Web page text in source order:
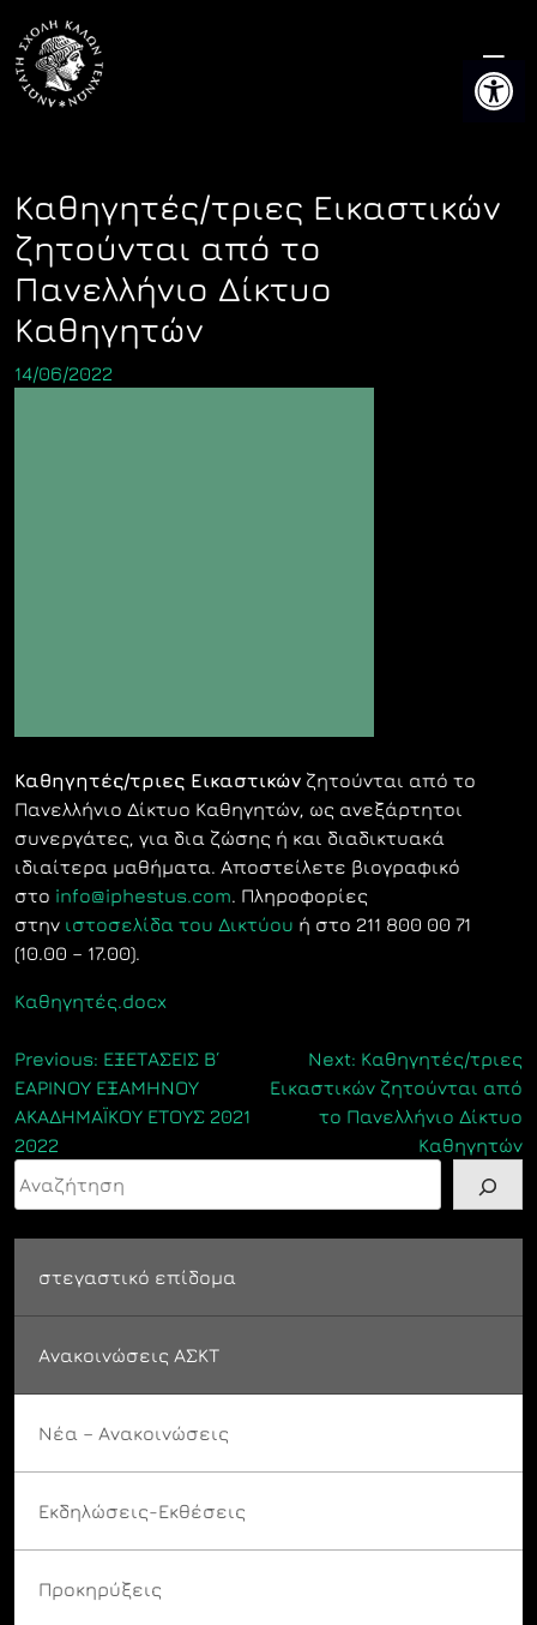
content
Καθηγητές/τριες Εικαστικών
ζητούνται από το
Πανελλήνιο Δίκτυο
Καθηγητών
14/06/2022
Καθηγητές/τριες Εικαστικών ζητούνται από το
Πανελλήνιο Δίκτυο Καθηγητών, ως ανεξάρτητοι
συνεργάτες, για δια ζώσης ή και διαδικτυακά
ιδιαίτερα μαθήματα. Αποστείλετε βιογραφικό
στο info@iphestus.com. Πληροφορίες
στην ιστοσελίδα του Δικτύου ή στο 211 800 00 71
(10.00 – 17.00).
Καθηγητές.docx
Πλοήγηση
άρθρων
Previous: ΕΞΕΤΑΣΕΙΣ Β΄
ΕΑΡΙΝΟΥ ΕΞΑΜΗΝΟΥ
ΑΚΑΔΗΜΑΪΚΟΥ ΕΤΟΥΣ 2021
2022
Next: Καθηγητές/τριες
Εικαστικών ζητούνται από
το Πανελλήνιο Δίκτυο
Καθηγητών
Αναζήτηση
στεγαστικό επίδομα
Ανακοινώσεις ΑΣΚΤ
Νέα – Ανακοινώσεις
Εκδηλώσεις-Εκθέσεις
Προκηρύξεις